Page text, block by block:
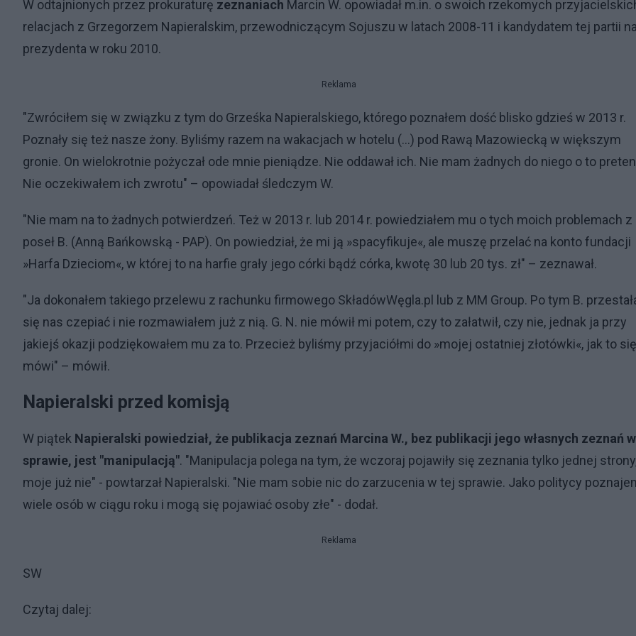
W odtajnionych przez prokuraturę zeznaniach Marcin W. opowiadał m.in. o swoich rzekomych
relacjach z Grzegorzem Napieralskim, przewodniczącym Sojuszu w latach 2008-11 i kandydatem tej partii na
prezydenta w roku 2010.
Reklama
"Zwróciłem się w związku z tym do Grześka Napieralskiego, którego poznałem dość blisko gdzieś w 2013 r.
Poznały się też nasze żony. Byliśmy razem na wakacjach w hotelu (...) pod Rawą Mazowiecką w większym
gronie. On wielokrotnie pożyczał ode mnie pieniądze. Nie oddawał ich. Nie mam żadnych do niego o to
Nie oczekiwałem ich zwrotu" – opowiadał śledczym W.
"Nie mam na to żadnych potwierdzeń. Też w 2013 r. lub 2014 r. powiedziałem mu o tych moich problemach z
poseł B. (Anną Bańkowską - PAP). On powiedział, że mi ją »spacyfikuje«, ale muszę przelać na konto fundacji
»Harfa Dzieciom«, w której to na harfie grały jego córki bądź córka, kwotę 30 lub 20 tys. zł" – zeznawał.
"Ja dokonałem takiego przelewu z rachunku firmowego SkładówWęgla.pl lub z MM Group. Po tym B.
się nas czepiać i nie rozmawiałem już z nią. G. N. nie mówił mi potem, czy to załatwił, czy nie, jednak ja przy
jakiejś okazji podziękowałem mu za to. Przecież byliśmy przyjaciółmi do »mojej ostatniej złotówki«, jak to się
mówi" – mówił.
Napieralski przed komisją
W piątek Napieralski powiedział, że publikacja zeznań Marcina W., bez publikacji jego własnych zeznań
sprawie, jest "manipulacją". "Manipulacja polega na tym, że wczoraj pojawiły się zeznania tylko jednej
moje już nie" - powtarzał Napieralski. "Nie mam sobie nic do zarzucenia w tej sprawie. Jako politycy
wiele osób w ciągu roku i mogą się pojawiać osoby złe" - dodał.
Reklama
SW
Czytaj dalej: